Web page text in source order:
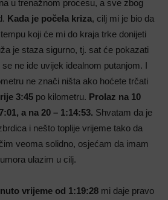
u trenažnom procesu, a sve zbog
Kada je počela kriza, cilj mi je bio da
koji će mi do kraja trke donijeti
je staza sigurno, tj. sat će pokazati
ne ide uvijek idealnom putanjom. I
ne znači ništa ako hoćete trčati
3:45 po kilometru. Prolaz na 10
a na 20 – 1:14:53. Shvatam da je
i nešto toplije vrijeme tako da
veoma solidno, osjećam da imam
ulazim u cilj.
vrijeme od 1:19:28 mi daje pravo